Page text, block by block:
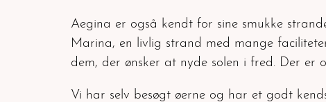
Aegina er også kendt for sine smukke
Marina, en livlig strand med mange
dem, der ønsker at nyde solen i fred. Der
Vi har selv besøgt øerne og har et godt